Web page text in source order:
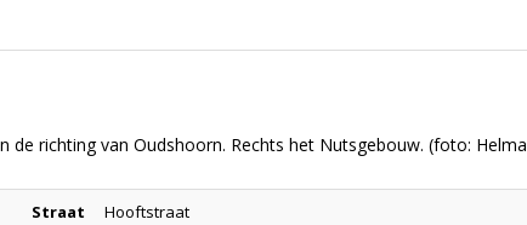
richting van Oudshoorn. Rechts het Nutsgebouw. (foto: Helma
Straat Hooftstraat